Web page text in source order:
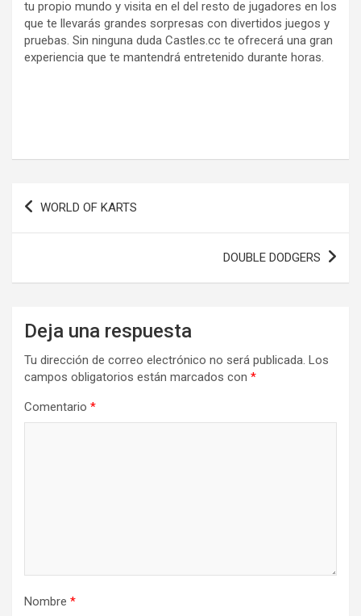
tu propio mundo y visita en el del resto de jugadores en los
que te llevarás grandes sorpresas con divertidos juegos y
pruebas. Sin ninguna duda Castles.cc te ofrecerá una gran
experiencia que te mantendrá entretenido durante horas.
Navegación
WORLD OF KARTS
DOUBLE DODGERS
Deja una respuesta
Tu dirección de correo electrónico no será publicada. Los
campos obligatorios están marcados con *
Comentario *
Nombre *